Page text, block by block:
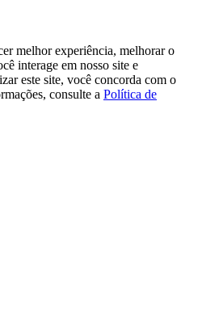
melhor experiência, melhorar o
interage em nosso site e
este site, você concorda com o
consulte a Política de